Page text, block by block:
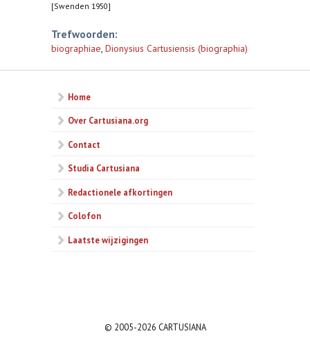
[Swenden 1950]
Trefwoorden:
biographiae, Dionysius Cartusiensis (biographia)
Home
Over Cartusiana.org
Contact
Studia Cartusiana
Redactionele afkortingen
Colofon
Laatste wijzigingen
© 2005-2026 CARTUSIANA